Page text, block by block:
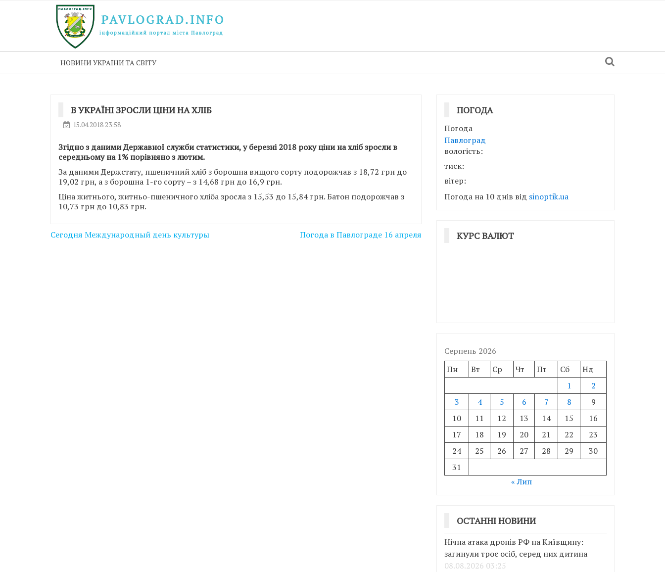
НОВИНИ УКРАЇНИ ТА СВІТУ
В УКРАЇНІ ЗРОСЛИ ЦІНИ НА ХЛІБ
15.04.2018 23:58
Згідно з даними Державної служби статистики, у березні 2018 року ціни на хліб зросли в
середньому на 1% порівняно з лютим.
За даними Держстату, пшеничний хліб з борошна вищого сорту подорожчав з 18,72 грн до
19,02 грн, а з борошна 1-го сорту – з 14,68 грн до 16,9 грн.
Ціна житнього, житньо-пшеничного хліба зросла з 15,53 до 15,84 грн. Батон подорожчав з
10,73 грн до 10,83 грн.
Навігація
Сегодня Международный день культуры Погода в Павлограде 16 апреля
ПОГОДА
Погода
Павлоград
вологість:
тиск:
вітер:
Погода на 10 днів від sinoptik.ua
КУРС ВАЛЮТ
Серпень 2026
Пн
Вт Ср Чт Пт Сб
Нд
1
2
3
4 5 6 7 8
9
10
11 12 13 14 15
16
17
18 19 20 21 22
23
24
25 26 27 28 29
30
31
« Лип
ОСТАННІ НОВИНИ
Нічна атака дронів РФ на Київщину:
загинули троє осіб, серед них дитина
08.08.2026 03:25